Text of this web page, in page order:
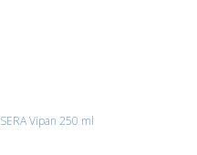
SERA Vipan 250 ml